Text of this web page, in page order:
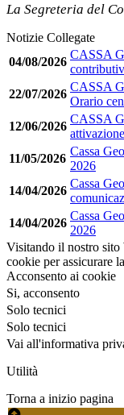
La Segreteria del
Notizie Collegate
04/08/2026
CASSA
22/07/2026
CASSA
Orario
12/06/2026
CASSA
11/05/2026
Cassa
2026
14/04/2026
Cassa
14/04/2026
Cassa
2026
Visitando il nostro sito
cookie per assicurare
Acconsento ai cookie
Si, acconsento
Solo tecnici
Solo tecnici
Vai all'informativa
Utilità
Torna a inizio pagina